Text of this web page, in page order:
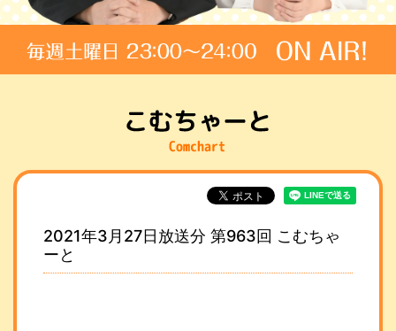
2021年3月27日放送分 第963回 こむちゃ
ーと